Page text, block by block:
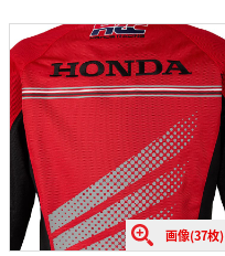
画像(37枚)